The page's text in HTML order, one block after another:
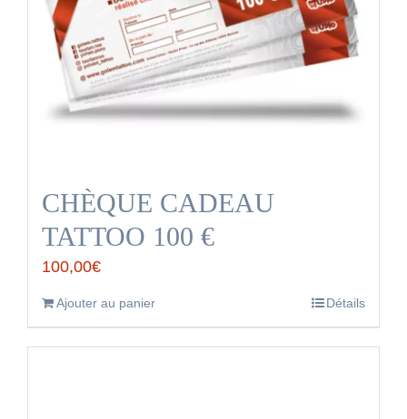
CHÈQUE CADEAU
TATTOO 100 €
100,00€
Ajouter au panier Détails